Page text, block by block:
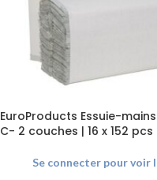
EuroProducts Essuie-
C- 2 couches | 16 x 152 pcs
Se connecter pour voir